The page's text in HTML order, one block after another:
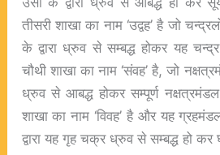
तीसरी शाखा का नाम ‘उद्वह’ है जो
के द्वारा ध्रुव से सम्बद्ध होकर यह
चौथी शाखा का नाम ‘संवह’ है, जो
ध्रुव से आबद्ध होकर सम्पूर्ण
शाखा का नाम ‘विवह’ है और यह
द्वारा यह गृह चक्र ध्रुव से सम्बद्ध हो कर